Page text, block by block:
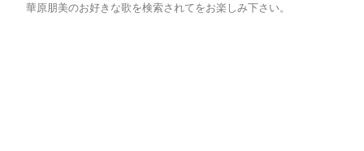
華原朋美のお好きな歌を検索されてをお楽しみ下さい。